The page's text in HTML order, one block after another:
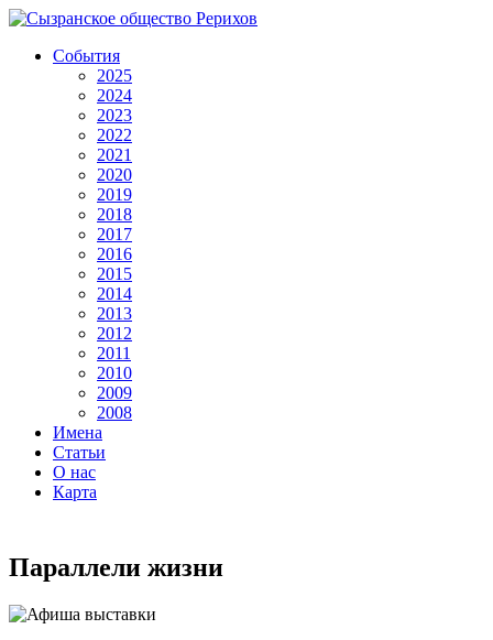
События
2025
2024
2023
2022
2021
2020
2019
2018
2017
2016
2015
2014
2013
2012
2011
2010
2009
2008
Имена
Статьи
О нас
Карта
Параллели жизни